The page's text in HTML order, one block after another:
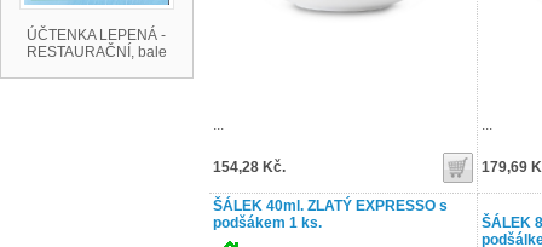
ÚČTENKA LEPENÁ -
RESTAURAČNÍ, bale
...
154,28 Kč.
...
179,69
ŠÁLEK 40ml. ZLATÝ EXPRESSO s
podšákem 1 ks.
ŠÁLEK